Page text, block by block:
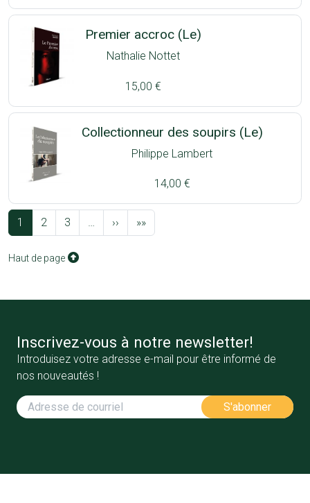
Premier accroc (Le)
Nathalie Nottet
15,00 €
Collectionneur des soupirs (Le)
Philippe Lambert
14,00 €
Pagination
1 2 3 … ›› Page suivante
»»Dernière page
Haut de page
Inscrivez-vous à notre newsletter!
Introduisez votre adresse e-mail pour être informé de
nos nouveautés !